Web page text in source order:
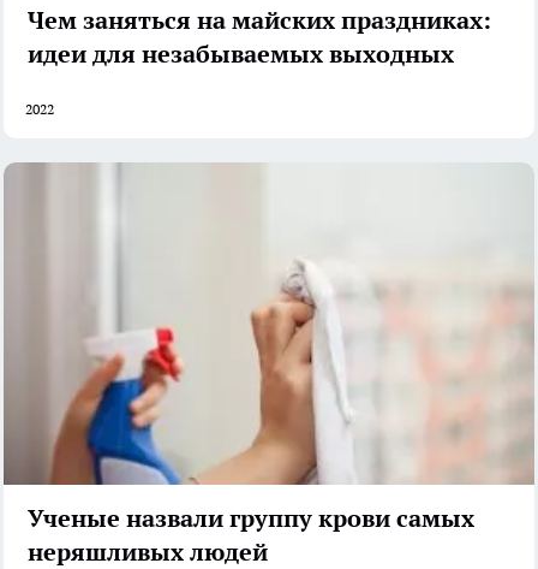
Чем заняться на майских праздниках:
идеи для незабываемых выходных
2022
Ученые назвали группу крови самых
неряшливых людей